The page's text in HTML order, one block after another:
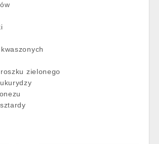
zielonego